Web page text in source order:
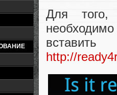
Для того,
http://